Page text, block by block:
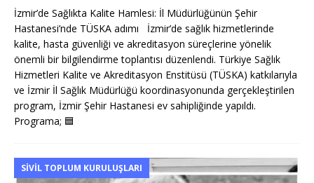
İzmir’de Sağlıkta Kalite Hamlesi: İl Müdürlüğünün Şehir
Hastanesi’nde TÜSKA adımı İzmir’de sağlık hizmetlerinde
kalite, hasta güvenliği ve akreditasyon süreçlerine yönelik
önemli bir bilgilendirme toplantısı düzenlendi. Türkiye Sağlık
Hizmetleri Kalite ve Akreditasyon Enstitüsü (TÜSKA) katkılarıyla
ve İzmir İl Sağlık Müdürlüğü koordinasyonunda gerçekleştirilen
program, İzmir Şehir Hastanesi ev sahipliğinde yapıldı.
Programa; 🟦
SIVIL TOPLUM KURULUŞLARI